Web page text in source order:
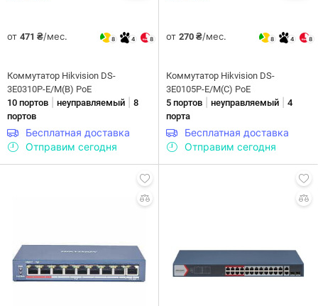
от 471 ₴/мес. 8 4 8
Коммутатор Hikvision DS-
3E0310P-E/M(B) PoE
10 портов
неуправляемый
8
портов
Бесплатная доставка
Отправим сегодня
от 270 ₴/мес. 8 4 8
Коммутатор Hikvision DS-
3E0105P-E/M(C) PoE
5 портов
неуправляемый
4
порта
Бесплатная доставка
Отправим сегодня